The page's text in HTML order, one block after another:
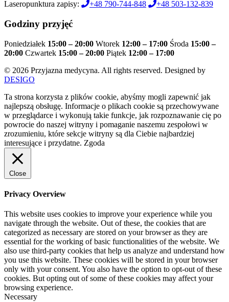
Laseropunktura zapisy:
+48 790-744-848 +48 503-132-839
Godziny przyjęć
Poniedziałek 15:00 – 20:00 Wtorek 12:00 – 17:00 Środa 15:00 –
20:00 Czwartek 15:00 – 20:00 Piątek 12:00 – 17:00
© 2026 Przyjazna medycyna. All rights reserved. Designed by
DESIGO
Ta strona korzysta z plików cookie, abyśmy mogli zapewnić jak
najlepszą obsługę. Informacje o plikach cookie są przechowywane
w przeglądarce i wykonują takie funkcje, jak rozpoznawanie cię po
powrocie do naszej witryny i pomaganie naszemu zespołowi w
zrozumieniu, które sekcje witryny są dla Ciebie najbardziej
interesujące i przydatne. Zgoda
Close
Privacy Overview
This website uses cookies to improve your experience while you
navigate through the website. Out of these, the cookies that are
categorized as necessary are stored on your browser as they are
essential for the working of basic functionalities of the website. We
also use third-party cookies that help us analyze and understand how
you use this website. These cookies will be stored in your browser
only with your consent. You also have the option to opt-out of these
cookies. But opting out of some of these cookies may affect your
browsing experience.
Necessary